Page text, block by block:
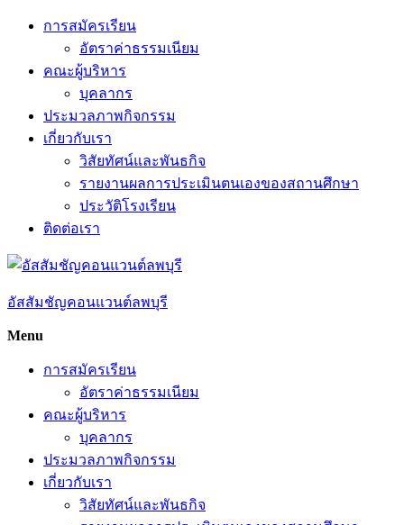
Skip
การสมัครเรียน
อัตราค่าธรรมเนียม
คณะผู้บริหาร
บุคลากร
ประมวลภาพกิจกรรม
เกี่ยวกับเรา
วิสัยทัศน์และพันธกิจ
รายงานผลการประเมินตนเองของสถานศึกษา
ประวัติโรงเรียน
ติดต่อเรา
อัสสัมชัญคอนแวนต์ลพบุรี
Menu
การสมัครเรียน
อัตราค่าธรรมเนียม
คณะผู้บริหาร
บุคลากร
ประมวลภาพกิจกรรม
เกี่ยวกับเรา
วิสัยทัศน์และพันธกิจ